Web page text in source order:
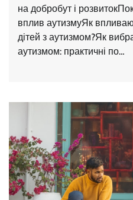
на добробут і
вплив аутизмуЯк
дітей з аутизмом?Як
аутизмом: практичні по…